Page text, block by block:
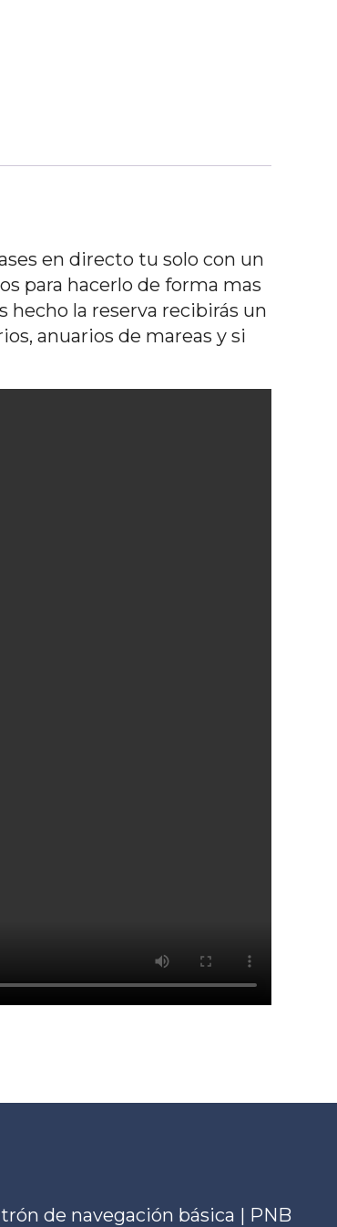
en directo tu solo con un
para hacerlo de forma mas
hecho la reserva recibirás un
anuarios de mareas y si
de navegación básica | PNB